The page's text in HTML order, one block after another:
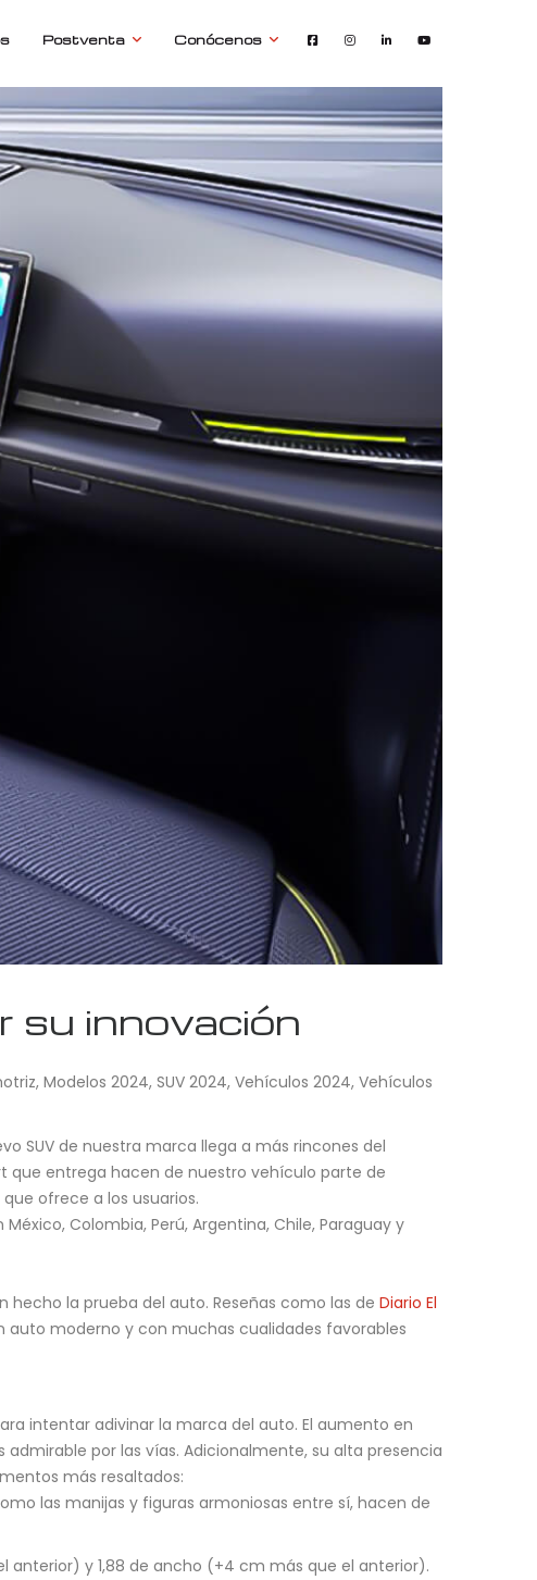
Postventa Conócenos
su innovación
, Modelos 2024, SUV 2024, Vehículos 2024, Vehículos
SUV de nuestra marca llega a más rincones del
que entrega hacen de nuestro vehículo parte de
ofrece a los usuarios.
Colombia, Perú, Argentina, Chile, Paraguay y
la prueba del auto. Reseñas como las de Diario El
moderno y con muchas cualidades favorables
intentar adivinar la marca del auto. El aumento en
por las vías. Adicionalmente, su alta presencia
más resaltados:
las manijas y figuras armoniosas entre sí, hacen de
y 1,88 de ancho (+4 cm más que el anterior).